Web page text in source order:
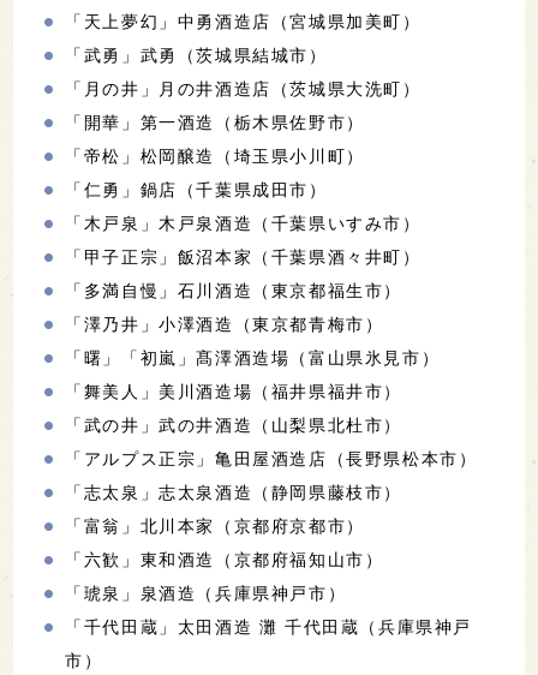
「天上夢幻」中勇酒造店（宮城県加美町）
「武勇」武勇（茨城県結城市）
「月の井」月の井酒造店（茨城県大洗町）
「開華」第一酒造（栃木県佐野市）
「帝松」松岡醸造（埼玉県小川町）
「仁勇」鍋店（千葉県成田市）
「木戸泉」木戸泉酒造（千葉県いすみ市）
「甲子正宗」飯沼本家（千葉県酒々井町）
「多満自慢」石川酒造（東京都福生市）
「澤乃井」小澤酒造（東京都青梅市）
「曙」「初嵐」髙澤酒造場（富山県氷見市）
「舞美人」美川酒造場（福井県福井市）
「武の井」武の井酒造（山梨県北杜市）
「アルプス正宗」亀田屋酒造店（長野県松本市）
「志太泉」志太泉酒造（静岡県藤枝市）
「富翁」北川本家（京都府京都市）
「六歓」東和酒造（京都府福知山市）
「琥泉」泉酒造（兵庫県神戸市）
「千代田蔵」太田酒造 灘 千代田蔵（兵庫県神戸
市）